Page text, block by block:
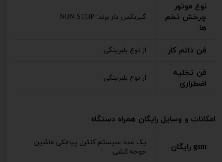
نوع موتور
چرخش تخم
ها
گیربکس دار برند: NON-STOP
فن دائم کار از نوع بلبرینگی
فن تخلیه
اضطراری
از نوع بلبرینگی
امکانات و وسایل رایگان همراه دستگاه
gsm رایگان
یک عدد سیستم کنترل پیامکی ماشین
جوجه کشی